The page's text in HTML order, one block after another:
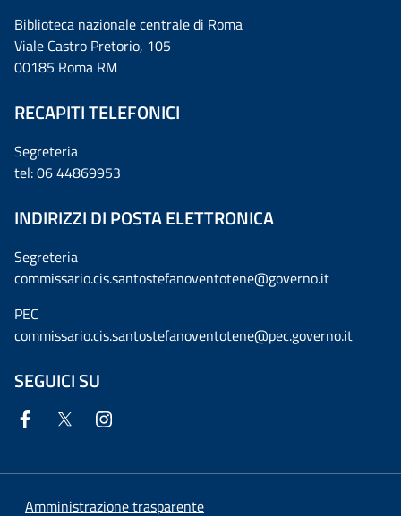
Biblioteca nazionale centrale di Roma
Viale Castro Pretorio, 105
00185 Roma RM
RECAPITI TELEFONICI
Segreteria
tel: 06 44869953
INDIRIZZI DI POSTA ELETTRONICA
Segreteria
commissario.cis.santostefanoventotene@governo.it
PEC
commissario.cis.santostefanoventotene@pec.governo.it
SEGUICI SU
Amministrazione trasparente